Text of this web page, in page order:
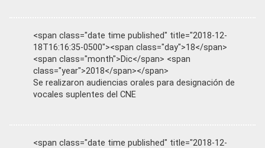
<span class="date time published" title="2018-12-
18T16:16:35-0500"><span class="day">18</span>
<span class="month">Dic</span> <span
class="year">2018</span></span>
Se realizaron audiencias orales para designación de
vocales suplentes del CNE
<span class="date time published" title="2018-12-